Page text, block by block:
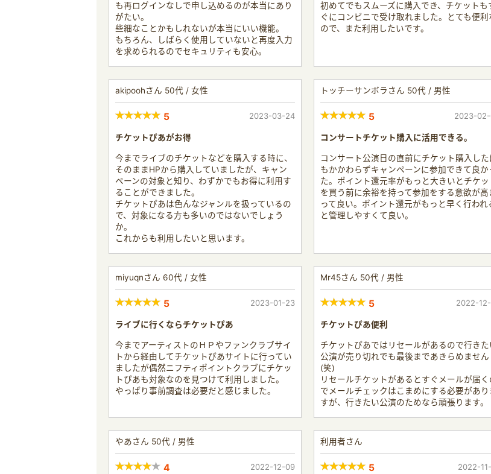
も再ログインなしで申し込めるのが本当にあり
がたい。
些細なことかもしれないが本当にいい機能。
もちろん、しばらく使用していないと再度入力
を求められるのでセキュリティも安心。
初めてでもスムーズに購入でき、チケットも
ぐにコンビニで受け取れました。とても便利
ので、また利用したいです。
akipoohさん 50代 / 女性
5 2023-03-24
チケットぴあがお得
今までライブのチケットなどを購入する時に、
そのままHPから購入していましたが、キャン
ペーンの対象と知り、わずかでもお得に利用す
ることができました。
チケットぴあは色んなジャンルを扱っているの
で、対象になる方も多いのではないでしょう
か。
これからも利用したいと思います。
トッチーサンボラさん 50代 / 男性
5 2023-
コンサートチケット購入に活用できる。
コンサート公演日の直前にチケット購入した
もかかわらずキャンペーンに参加できて良か
た。ポイント還元率がもっと大きいとチケッ
を買う前に余裕を持って参加をする意欲が高
って良い。ポイント還元がもっと早く行われ
と管理しやすくて良い。
miyuqnさん 60代 / 女性
5 2023-01-23
ライブに行くならチケットぴあ
今までアーティストのＨＰやファンクラブサイ
トから経由してチケットぴあサイトに行ってい
ましたが偶然ニフティポイントクラブにチケッ
トぴあも対象なのを見つけて利用しました。
やっぱり事前調査は必要だと感じました。
Mr45さん 50代 / 男性
5 2022-
チケットぴあ便利
チケットぴあではリセールがあるので行きた
公演が売り切れでも最後まであきらめません
(笑)
リセールチケットがあるとすぐメールが届く
でメールチェックはこまめにする必要があり
すが、行きたい公演のためなら頑張ります。
やあさん 50代 / 男性
4 2022-12-09
利用者さん
5 2022-